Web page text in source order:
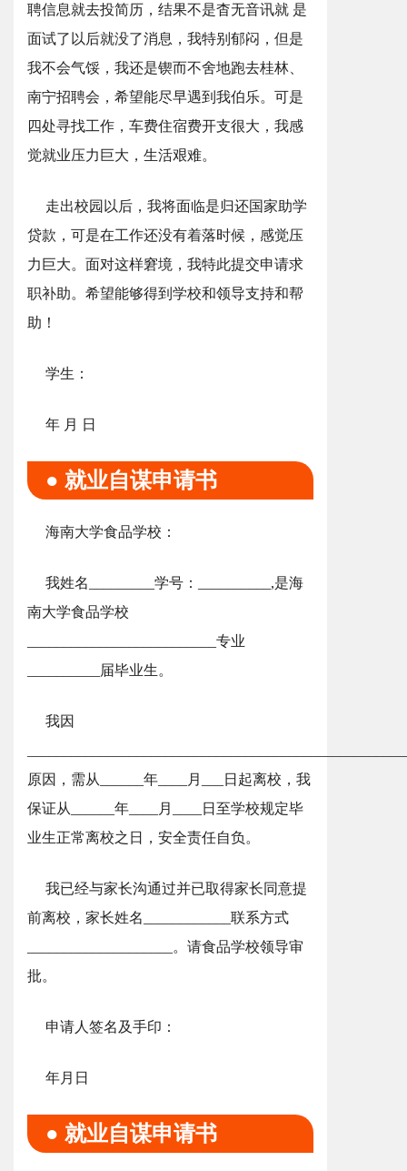
聘信息就去投简历，结果不是杳无音讯就 是
面试了以后就没了消息，我特别郁闷，但是
我不会气馁，我还是锲而不舍地跑去桂林、
南宁招聘会，希望能尽早遇到我伯乐。可是
四处寻找工作，车费住宿费开支很大，我感
觉就业压力巨大，生活艰难。
走出校园以后，我将面临是归还国家助学
贷款，可是在工作还没有着落时候，感觉压
力巨大。面对这样窘境，我特此提交申请求
职补助。希望能够得到学校和领导支持和帮
助！
学生：
年 月 日
● 就业自谋申请书
海南大学食品学校：
我姓名_________学号：__________,是海
南大学食品学校
__________________________专业
__________届毕业生。
我因
原因，需从______年____月___日起离校，我
保证从______年____月____日至学校规定毕
业生正常离校之日，安全责任自负。
我已经与家长沟通过并已取得家长同意提
前离校，家长姓名____________联系方式
____________________。请食品学校领导审
批。
申请人签名及手印：
年月日
● 就业自谋申请书